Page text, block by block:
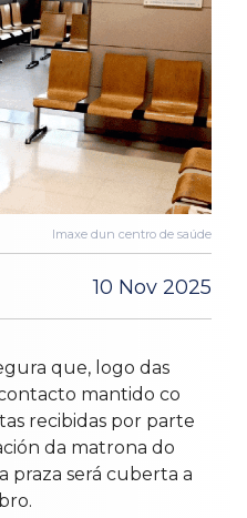
Imaxe dun centro de saúde
10 Nov 2025
que, logo das
mantido co
recibidas por parte
da matrona do
praza será cuberta a